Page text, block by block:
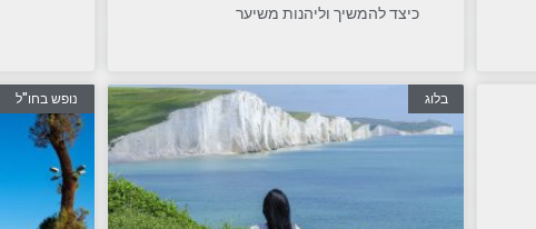
כיצד להמשיך וליהנות משיער
בלוג נופש בחו"ל